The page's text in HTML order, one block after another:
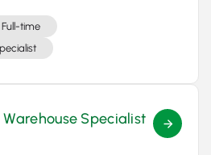
Full-time
Specialist